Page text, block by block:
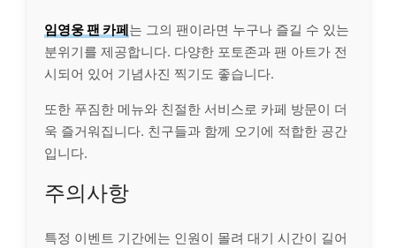
임영웅 팬 카페는 그의 팬이라면 누구나 즐길 수 있는
분위기를 제공합니다. 다양한 포토존과 팬 아트가 전
시되어 있어 기념사진 찍기도 좋습니다.
또한 푸짐한 메뉴와 친절한 서비스로 카페 방문이 더
욱 즐거워집니다. 친구들과 함께 오기에 적합한 공간
입니다.
주의사항
특정 이벤트 기간에는 인원이 몰려 대기 시간이 길어